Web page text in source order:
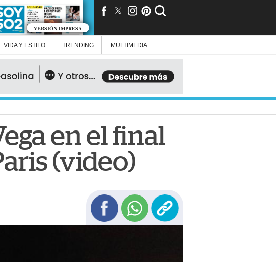
VERSIÓN IMPRESA
VIDA Y ESTILO TRENDING MULTIMEDIA
en el final
(video)